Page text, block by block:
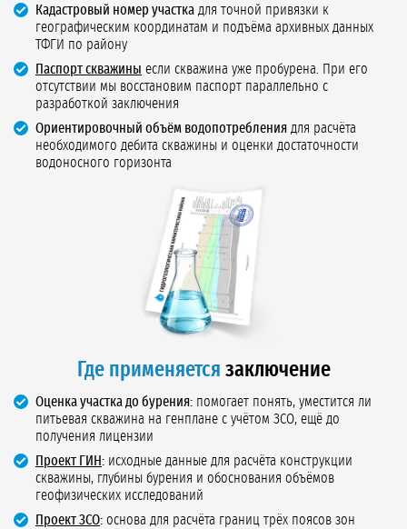
Кадастровый номер участка для точной привязки к
географическим координатам и подъёма архивных данных
ТФГИ по району
Паспорт скважины если скважина уже пробурена. При его
отсутствии мы восстановим паспорт параллельно с
разработкой заключения
Ориентировочный объём водопотребления для расчёта
необходимого дебита скважины и оценки достаточности
водоносного горизонта
Где применяется заключение
Оценка участка до бурения: помогает понять, уместится ли
питьевая скважина на генплане с учётом ЗСО, ещё до
получения лицензии
Проект ГИН: исходные данные для расчёта конструкции
скважины, глубины бурения и обоснования объёмов
геофизических исследований
Проект ЗСО: основа для расчёта границ трёх поясов зон